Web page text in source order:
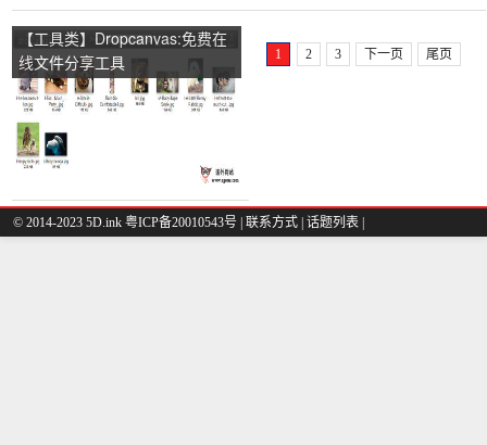
【工具类】Dropcanvas:免费在
线文件分享工具
1 2 3 下一页 尾页
© 2014-2023 5D.ink 粤ICP备20010543号 | 联系方式 | 话题列表 |